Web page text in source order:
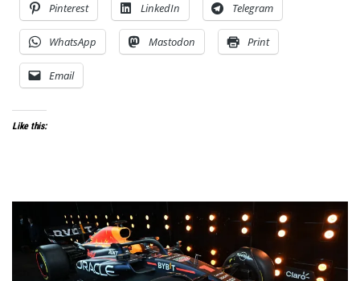
Pinterest LinkedIn Telegram
WhatsApp Mastodon Print
Email
Like this: